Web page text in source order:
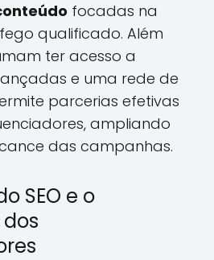
focadas na
qualificado. Além
ter acesso a
e uma rede de
parcerias efetivas
ampliando
das campanhas.
SEO e o